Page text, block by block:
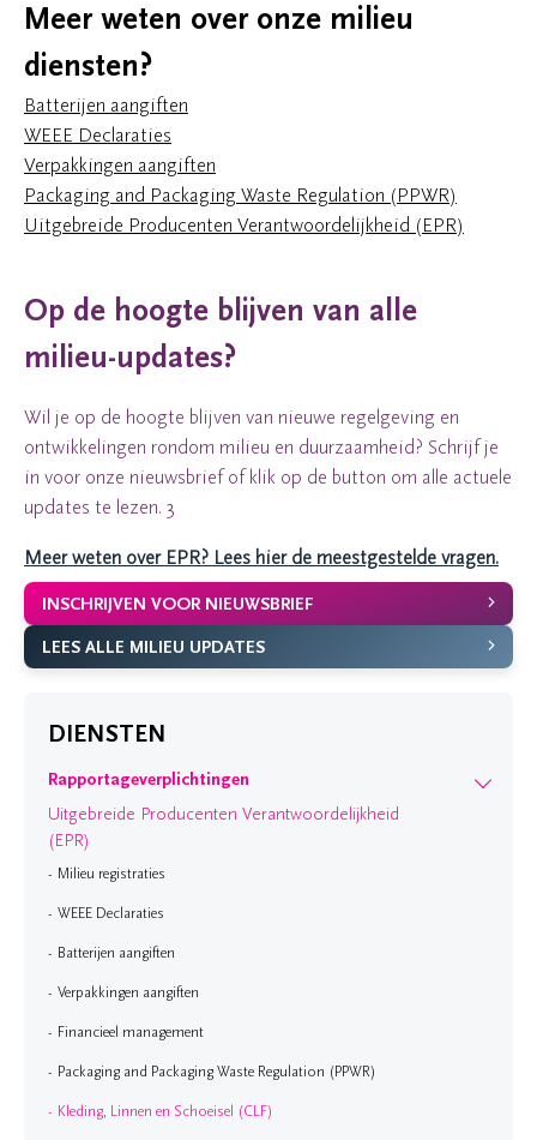
Meer weten over onze milieu
diensten?
Batterijen aangiften
WEEE Declaraties
Verpakkingen aangiften
Packaging and Packaging Waste Regulation (PPWR)
Uitgebreide Producenten Verantwoordelijkheid (EPR)
Op de hoogte blijven van alle
milieu-updates?
Wil je op de hoogte blijven van nieuwe regelgeving en
ontwikkelingen rondom milieu en duurzaamheid? Schrijf je
in voor onze nieuwsbrief of klik op de button om alle actuele
updates te lezen. 3
Meer weten over EPR? Lees hier de meestgestelde vragen.
INSCHRIJVEN VOOR NIEUWSBRIEF
LEES ALLE MILIEU UPDATES
DIENSTEN
Rapportageverplichtingen
Uitgebreide Producenten Verantwoordelijkheid
(EPR)
Milieu registraties
WEEE Declaraties
Batterijen aangiften
Verpakkingen aangiften
Financieel management
Packaging and Packaging Waste Regulation (PPWR)
Kleding, Linnen en Schoeisel (CLF)